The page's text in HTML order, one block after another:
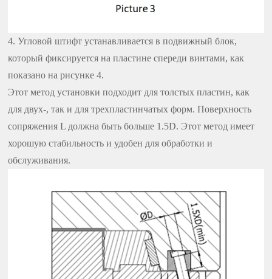
4. Угловой штифт устанавливается в подвижный блок,
который фиксируется на пластине спереди винтами, как
показано на рисунке 4.
Этот метод установки подходит для толстых пластин, как
для двух-, так и для трехпластинчатых форм. Поверхность
сопряжения L должна быть больше 1.5D. Этот метод имеет
хорошую стабильность и удобен для обработки и
обслуживания.